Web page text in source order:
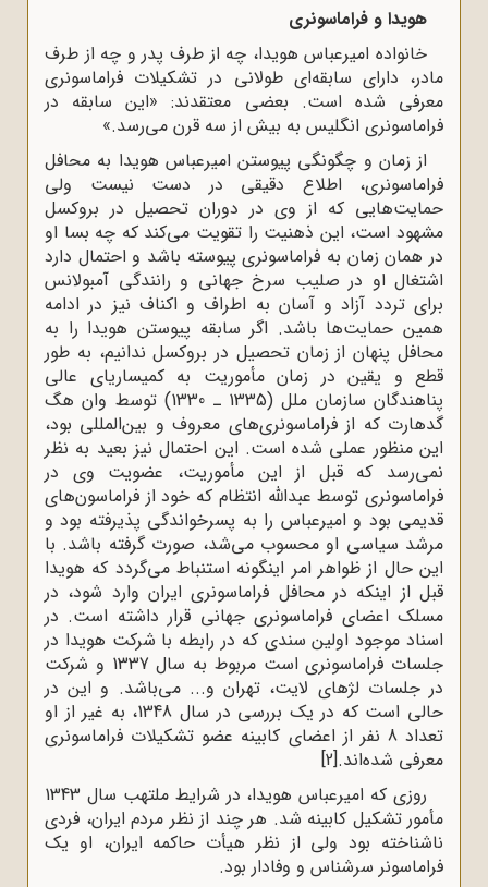
هویدا و فراماسونرى
خانواده امیرعباس هویدا، چه از طرف پدر و چه از طرف
مادر، داراى سابقه‌اى طولانى در تشکیلات فراماسونرى
معرفى شده است. بعضى معتقدند: «این سابقه در
فراماسونرى انگلیس به بیش از سه قرن مى‌رسد.»
از زمان و چگونگى پیوستن امیرعباس هویدا به محافل
فراماسونرى، اطلاع دقیقى در دست نیست ولى
حمایت‌هایى که از وى در دوران تحصیل در بروکسل
مشهود است، این ذهنیت را تقویت مى‌کند که چه بسا او
در همان زمان به فراماسونرى پیوسته باشد و احتمال دارد
اشتغال او در صلیب سرخ جهانى و رانندگى آمبولانس
براى تردد آزاد و آسان به اطراف و اکناف نیز در ادامه
همین حمایت‌ها باشد. اگر سابقه پیوستن هویدا را به
محافل پنهان از زمان تحصیل در بروکسل ندانیم، به طور
قطع و یقین در زمان مأموریت به کمیساریاى عالى
پناهندگان سازمان ملل (1335 ـ 1330) توسط وان هگ
گدهارت که از فراماسونرى‌هاى معروف و بین‌المللى بود،
این منظور عملى شده است. این احتمال نیز بعید به نظر
نمى‌رسد که قبل از این مأموریت، عضویت وى در
فراماسونرى توسط عبدالله انتظام که خود از فراماسون‌هاى
قدیمى بود و امیرعباس را به پسرخواندگى پذیرفته بود و
مرشد سیاسى او محسوب مى‌شد، صورت گرفته باشد. با
این حال از ظواهر امر اینگونه استنباط مى‌گردد که هویدا
قبل از اینکه در محافل فراماسونرى ایران وارد شود، در
مسلک اعضاى فراماسونرى جهانى قرار داشته است. در
اسناد موجود اولین سندى که در رابطه با شرکت هویدا در
جلسات فراماسونرى است مربوط به سال 1337 و شرکت
در جلسات لژهاى لایت، تهران و... مى‌باشد. و این در
حالى است که در یک بررسى در سال 1348، به غیر از او
تعداد 8 نفر از اعضاى کابینه عضو تشکیلات فراماسونرى
معرفى شده‌اند.[2]
روزى که امیرعباس هویدا، در شرایط ملتهب سال 1343
مأمور تشکیل کابینه شد. هر چند از نظر مردم ایران، فردى
ناشناخته بود ولى از نظر هیأت حاکمه ایران، او یک
فراماسونر سرشناس و وفادار بود.